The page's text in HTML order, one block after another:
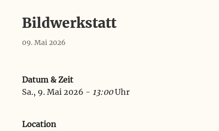
Bildwerkstatt
09. Mai 2026
Datum & Zeit
Sa., 9. Mai 2026 - 13:00Uhr
Location